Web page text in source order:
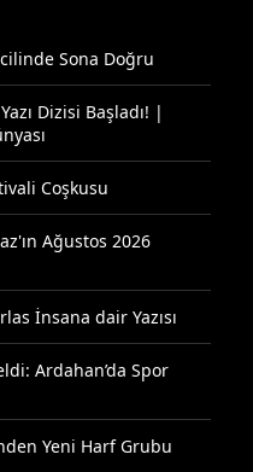
Sona Doğru
Dizisi Başladı! |
Coşkusu
Ağustos 2026
İnsana dair Yazısı
Ardahan’da Spor
Yeni Harf Grubu